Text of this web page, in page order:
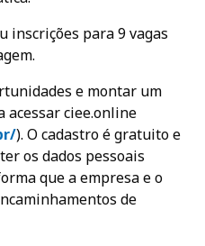
inscrições para 9 vagas
e montar um
acessar ciee.online
). O cadastro é gratuito e
os dados pessoais
que a empresa e o
de